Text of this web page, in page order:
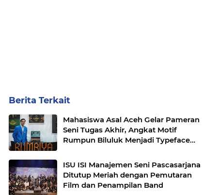
Berita Terkait
Mahasiswa Asal Aceh Gelar Pameran
Seni Tugas Akhir, Angkat Motif
Rumpun Biluluk Menjadi Typeface
ISU ISI Manajemen Seni Pascasarjana
Ditutup Meriah dengan Pemutaran
Film dan Penampilan Band